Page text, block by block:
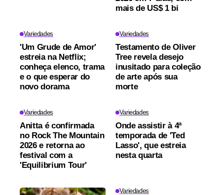
mais de US$ 1 bi
Variedades
'Um Grude de Amor'
estreia na Netflix;
conheça elenco, trama
e o que esperar do
novo dorama
Variedades
Testamento de Oliver
Tree revela desejo
inusitado para coleção
de arte após sua
morte
Variedades
Anitta é confirmada
no Rock The Mountain
2026 e retorna ao
festival com a
'Equilibrium Tour'
Variedades
Onde assistir à 4ª
temporada de 'Ted
Lasso', que estreia
nesta quarta
Variedades